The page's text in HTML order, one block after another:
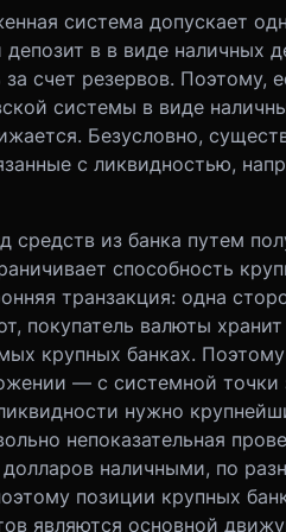
система допускает
в в виде наличных
счет резервов. Поэтому,
системы в виде
Безусловно,
с ликвидностью,
средств из банка путем
способность
транзакция: одна
покупатель валюты
крупных банках.
— с системной точки
нужно
непоказательная
наличными, по
позиции крупных
являются основной